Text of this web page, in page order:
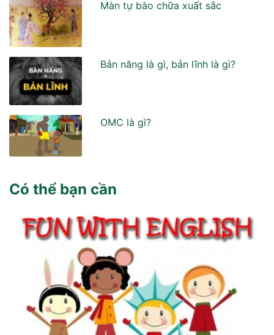
Màn tự bào chữa xuất sắc
Bản năng là gì, bản lĩnh là gì?
OMC là gì?
Có thể bạn cần